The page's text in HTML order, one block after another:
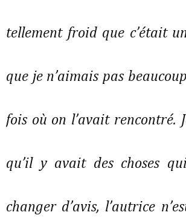
tellement froid que c’était
que je n’aimais pas
fois où on l’avait rencontré.
qu’il y avait des choses
changer d’avis, l’autrice